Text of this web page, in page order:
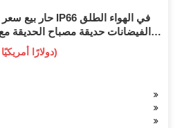
36.5-40.5 دولارًا أمريكيًا / قطعة (سعر فوب)